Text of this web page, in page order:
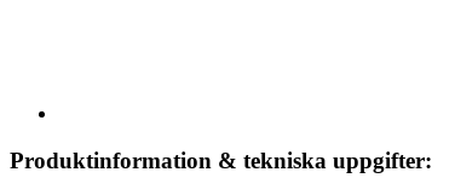
Produktinformation & tekniska uppgifter: